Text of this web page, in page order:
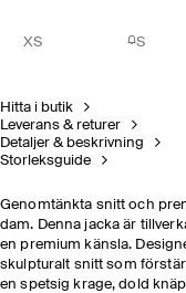
XS S
Hitta i butik
Leverans & returer
Detaljer & beskrivning
Storleksguide
Genomtänkta snitt och
dam. Denna jacka är
en premium känsla.
skulpturalt snitt som
en spetsig krage, dold